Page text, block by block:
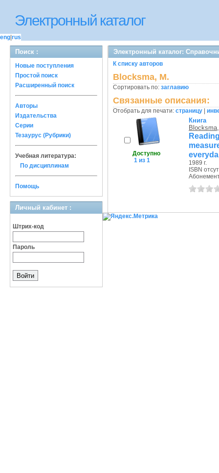
Электронный каталог
eng rus
Поиск :
Новые поступления
Простой поиск
Расширенный поиск
Авторы
Издательства
Серии
Тезаурус (Рубрики)
Учебная литература:
По дисциплинам
Помощь
Личный кабинет :
Штрих-код
Пароль
Электронный каталог:
К списку авторов
Blocksma, M.
Сортировать по: заглавию
Связанные описания:
Отобрать для печати: страницу
Доступно
1 из 1
Книга
1989 г.
ISBN